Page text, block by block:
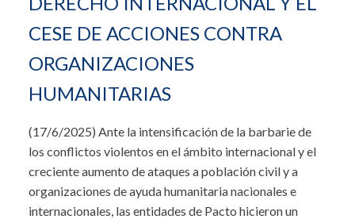
CESE DE ACCIONES CONTRA
ORGANIZACIONES
HUMANITARIAS
(17/6/2025) Ante la intensificación de la barbarie de
los conflictos violentos en el ámbito internacional y el
creciente aumento de ataques a población civil y a
organizaciones de ayuda humanitaria nacionales e
internacionales, las entidades de Pacto hicieron un